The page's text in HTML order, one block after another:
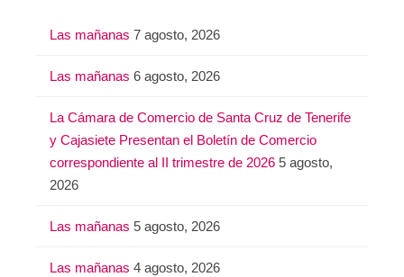
Las mañanas 7 agosto, 2026
Las mañanas 6 agosto, 2026
La Cámara de Comercio de Santa Cruz de Tenerife
y Cajasiete Presentan el Boletín de Comercio
correspondiente al II trimestre de 2026 5 agosto,
2026
Las mañanas 5 agosto, 2026
Las mañanas 4 agosto, 2026